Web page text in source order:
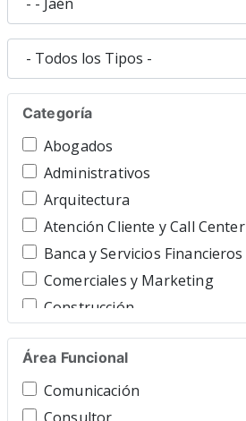
Categoría
Abogados
Administrativos
Arquitectura
Atención Cliente y Call Center
Banca y Servicios Financieros
Comerciales y Marketing
Construcción
Consultoría y Asesoría
Contable y Gestor
Cuidado Personal
Directivos y Ejecutivos
Área Funcional
Comunicación